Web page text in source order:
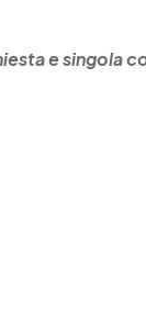
e singola